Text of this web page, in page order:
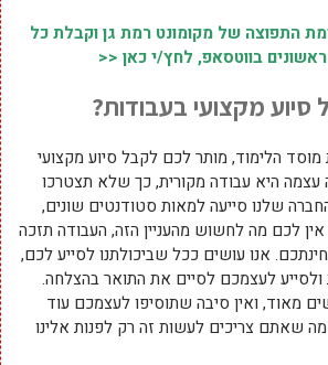
התפוצה של מקומונט רמת גן וקבלת כל
בווטסאפ, לחץ/י כאן <<
מקצועי בעבודות?
מוסד הלימוד, מותר לכם לקבל סיוע מקצועי
עצמה היא עבודה מקורית, כך שלא תצטרכו
שלנו סייעה למאות סטודנטים שונים,
לכם מה לחשוש מהעניין הזה, העבודה תזכה
אנו עושים ככל שביכולתנו לסייע לכם,
ולסייע לעצמכם לסיים את התואר בהצלחה.
מאוד, ואין סיבה שתוסיפו לעצמכם עוד
שאתם צריכים לעשות זה רק לפנות אלינו